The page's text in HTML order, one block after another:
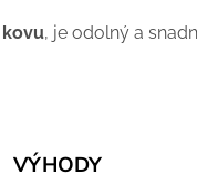
, je odolný a
VÝHODY